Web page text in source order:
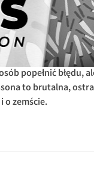
popełnić błędu,
to brutalna,
o zemście.